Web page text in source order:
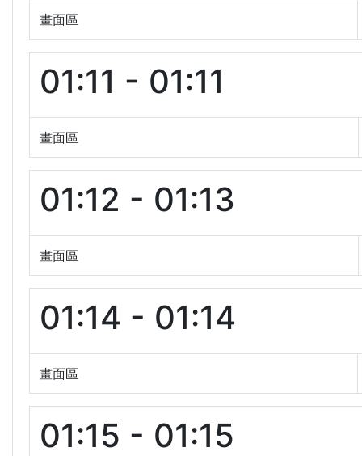
畫面區
01:11 - 01:11
畫面區
01:12 - 01:13
畫面區
01:14 - 01:14
畫面區
01:15 - 01:15